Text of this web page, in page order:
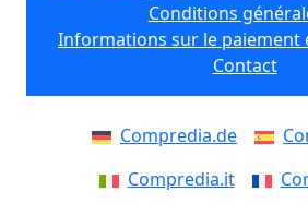
Conditions
Informations sur le paiement
Contact
Compredia.de
Compredia.it